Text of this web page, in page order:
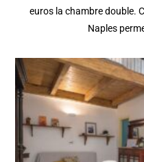
euros la chambre double.
Naples